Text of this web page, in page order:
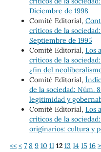
Diciembre de 1998
Comité Editorial,
críticos de la
Septiembre de 1995
Comité Editorial, Los
críticos de la
¿fin del
Comité Editorial,
de la sociedad: Núm.
legitimidad y
Comité Editorial, Los
críticos de la
originarios: cultura y
<< < 7 8 9 10 11 12 13 14 15 16 >